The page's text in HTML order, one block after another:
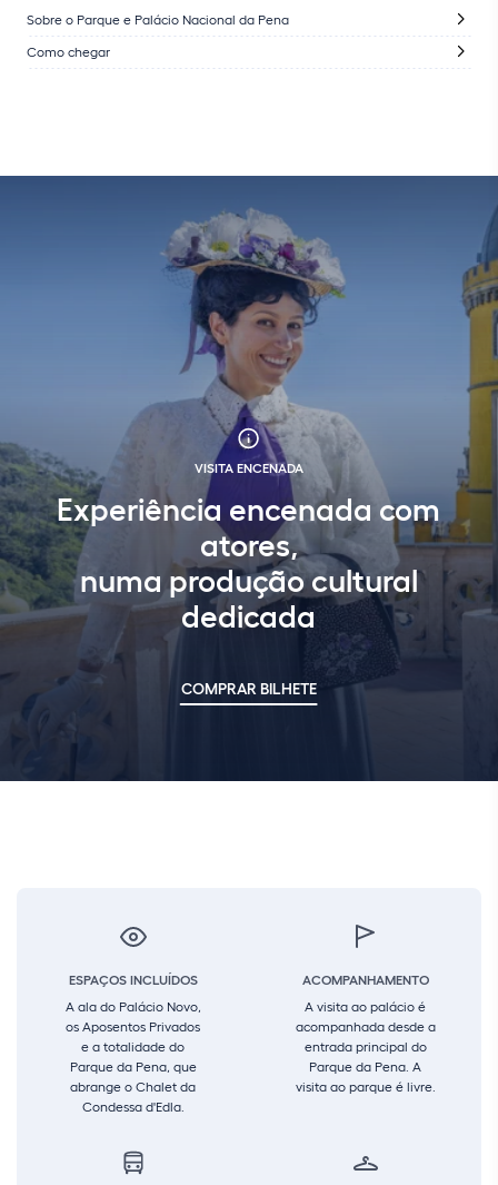
Sobre o Parque e Palácio Nacional da Pena
Como chegar
VISITA ENCENADA
Experiência encenada com
atores,
numa produção cultural
dedicada
COMPRAR BILHETE
ESPAÇOS INCLUÍDOS
A ala do Palácio Novo,
os Aposentos Privados
e a totalidade do
Parque da Pena, que
abrange o Chalet da
Condessa d'Edla.
ACOMPANHAMENTO
A visita ao palácio é
acompanhada desde a
entrada principal do
Parque da Pena. A
visita ao parque é livre.